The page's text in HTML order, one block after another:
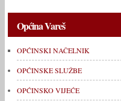
Općina Vareš
OPĆINSKI NAČELNIK
OPĆINSKE SLUŽBE
OPĆINSKO VIJEĆE